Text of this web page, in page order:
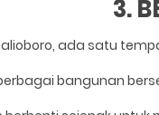
3.
ada satu
bangunan